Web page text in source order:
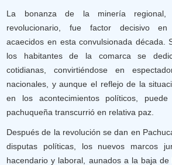
La bonanza de la minería regional,
revolucionario, fue factor decisivo en
acaecidos en esta convulsionada década.
los habitantes de la comarca se
cotidianas, convirtiéndose en
nacionales, y aunque el reflejo de la
en los acontecimientos políticos,
pachuqueña transcurrió en relativa paz.
Después de la revolución se dan en
disputas políticas, los nuevos marcos
hacendario y laboral, aunados a la baja